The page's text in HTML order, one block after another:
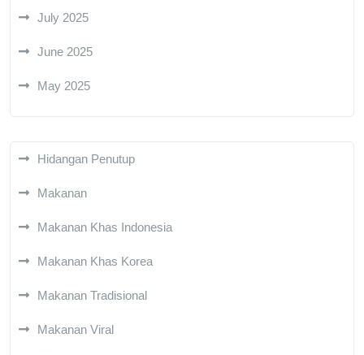
July 2025
June 2025
May 2025
Hidangan Penutup
Makanan
Makanan Khas Indonesia
Makanan Khas Korea
Makanan Tradisional
Makanan Viral